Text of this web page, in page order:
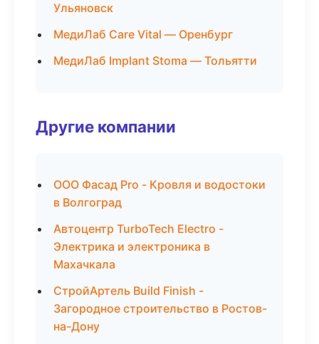
Ульяновск
МедиЛаб Care Vital — Оренбург
МедиЛаб Implant Stoma — Тольятти
Другие компании
ООО Фасад Pro - Кровля и водостоки
в Волгоград
Автоцентр TurboTech Electro -
Электрика и электроника в
Махачкала
СтройАртель Build Finish -
Загородное строительство в Ростов-
на-Дону